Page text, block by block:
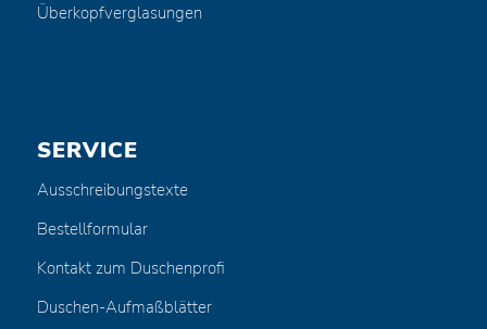
Überkopfverglasungen
SERVICE
Ausschreibungstexte
Bestellformular
Kontakt zum Duschenprofi
Duschen-Aufmaßblätter